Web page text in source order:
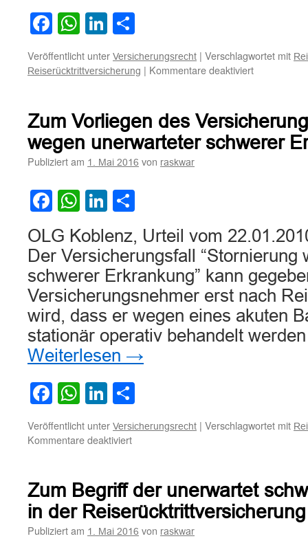
Facebook
WhatsApp
LinkedIn
Veröffentlicht unter Versicherungsrecht | Verschlagwortet mit
Reiserücktrittversicherung | Kommentare deaktiviertfür
bei
einer
Zum Vorliegen des
wegen unerwarteter schwerer
Publiziert am 1. Mai 2016 von raskwar
Facebook
WhatsApp
LinkedIn
OLG Koblenz, Urteil vom
Der Versicherungsfall “Stornierung
schwerer Erkrankung” kann
Versicherungsnehmer erst nach
wird, dass er wegen eines akuten
stationär operativ behandelt
Weiterlesen →
Facebook
WhatsApp
LinkedIn
Veröffentlicht unter Versicherungsrecht | Verschlagwortet mit
Kommentare deaktiviertfür
des
Versicherungsfalls
“Stornierung
wegen
unerwarteter
Zum Begriff der unerwartet
in der Reiserücktrittversicherung
Publiziert am 1. Mai 2016 von raskwar